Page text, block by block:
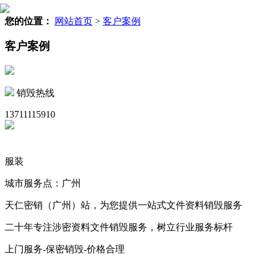
您的位置： 网站首页 > 客户案例
客户案例
销毁热线
13711115910
服装
城市服务点：广州
天仁密销（广州）站，为您提供一站式文件资料销毁服务
二十年专注涉密资料文件销毁服务，树立行业服务标杆
上门服务-保密销毁-价格合理